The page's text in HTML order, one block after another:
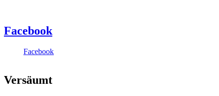
Facebook
Facebook
Versäumt